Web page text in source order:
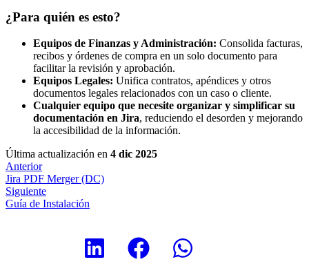
¿Para quién es esto?
Equipos de Finanzas y Administración: Consolida facturas,
recibos y órdenes de compra en un solo documento para
facilitar la revisión y aprobación.
Equipos Legales: Unifica contratos, apéndices y otros
documentos legales relacionados con un caso o cliente.
Cualquier equipo que necesite organizar y simplificar su
documentación en Jira, reduciendo el desorden y mejorando
la accesibilidad de la información.
Última actualización en 4 dic 2025
Anterior
Jira PDF Merger (DC)
Siguiente
Guía de Instalación